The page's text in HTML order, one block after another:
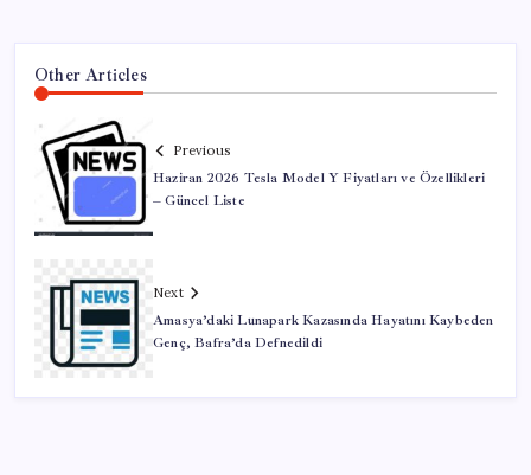
Other Articles
Previous
Haziran 2026 Tesla Model Y Fiyatları ve Özellikleri
– Güncel Liste
Next
Amasya’daki Lunapark Kazasında Hayatını Kaybeden
Genç, Bafra’da Defnedildi